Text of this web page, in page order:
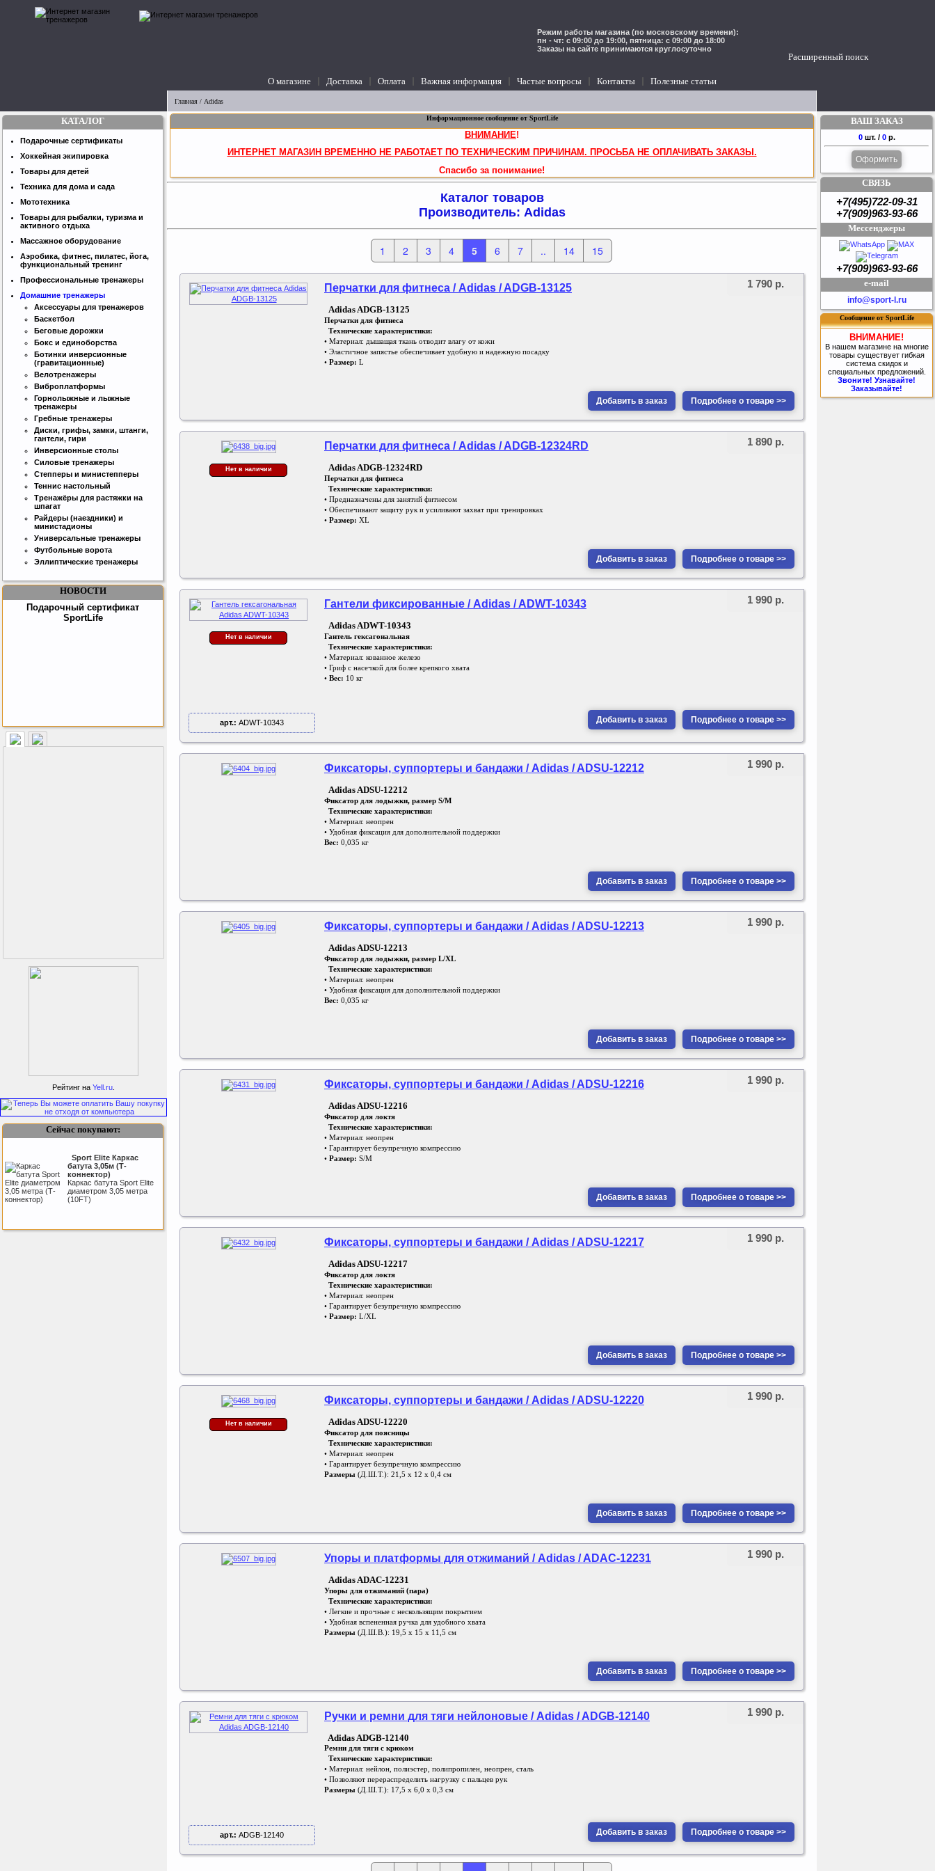
Расширенный поиск
Режим работы магазина (по московскому времени):
пн - чт: с 09:00 до 19:00, пятница: с 09:00 до 18:00
Заказы на сайте принимаются круглосуточно
О магазине Доставка Оплата Важная информация Частые вопросы Контакты Полезные статьи
Главная / Adidas
Информационное сообщение от SportLife
ВНИМАНИЕ!
ИНТЕРНЕТ МАГАЗИН ВРЕМЕННО НЕ РАБОТАЕТ ПО ТЕХНИЧЕСКИМ ПРИЧИНАМ. ПРОСЬБА НЕ ОПЛАЧИВАТЬ ЗАКАЗЫ.
Спасибо за понимание!
Каталог товаров
Производитель: Adidas
1 2 3 4 5 6 7 .. 14 15
Перчатки для фитнеса / Adidas / ADGB-13125
Adidas ADGB-13125
Перчатки для фитнеса
Технические характеристики:
• Материал: дышащая ткань отводит влагу от кожи
• Эластичное запястье обеспечивает удобную и надежную посадку
• Размер: L
Добавить в заказ Подробнее о товаре >>
1 790 р.
Нет в наличии
Перчатки для фитнеса / Adidas / ADGB-12324RD
Adidas ADGB-12324RD
Перчатки для фитнеса
Технические характеристики:
• Предназначены для занятий фитнесом
• Обеспечивают защиту рук и усиливают захват при тренировках
• Размер: XL
Добавить в заказ Подробнее о товаре >>
1 890 р.
Нет в наличии
Гантели фиксированные / Adidas / ADWT-10343
Adidas ADWT-10343
Гантель гексагональная
Технические характеристики:
• Материал: кованное железо
• Гриф с насечкой для более крепкого хвата
• Вес: 10 кг
арт.: ADWT-10343 Добавить в заказ Подробнее о товаре >>
1 990 р.
Фиксаторы, суппортеры и бандажи / Adidas / ADSU-12212
Adidas ADSU-12212
Фиксатор для лодыжки, размер S/M
Технические характеристики:
• Материал: неопрен
• Удобная фиксация для дополнительной поддержки
Вес: 0,035 кг
Добавить в заказ Подробнее о товаре >>
1 990 р.
Фиксаторы, суппортеры и бандажи / Adidas / ADSU-12213
Adidas ADSU-12213
Фиксатор для лодыжки, размер L/XL
Технические характеристики:
• Материал: неопрен
• Удобная фиксация для дополнительной поддержки
Вес: 0,035 кг
Добавить в заказ Подробнее о товаре >>
1 990 р.
Фиксаторы, суппортеры и бандажи / Adidas / ADSU-12216
Adidas ADSU-12216
Фиксатор для локтя
Технические характеристики:
• Материал: неопрен
• Гарантирует безупречную компрессию
• Размер: S/M
Добавить в заказ Подробнее о товаре >>
1 990 р.
Фиксаторы, суппортеры и бандажи / Adidas / ADSU-12217
Adidas ADSU-12217
Фиксатор для локтя
Технические характеристики:
• Материал: неопрен
• Гарантирует безупречную компрессию
• Размер: L/XL
Добавить в заказ Подробнее о товаре >>
1 990 р.
Нет в наличии
Фиксаторы, суппортеры и бандажи / Adidas / ADSU-12220
Adidas ADSU-12220
Фиксатор для поясницы
Технические характеристики:
• Материал: неопрен
• Гарантирует безупречную компрессию
Размеры (Д.Ш.Т.): 21,5 х 12 х 0,4 см
Добавить в заказ Подробнее о товаре >>
1 990 р.
Упоры и платформы для отжиманий / Adidas / ADAC-12231
Adidas ADAC-12231
Упоры для отжиманий (пара)
Технические характеристики:
• Легкие и прочные с нескользящим покрытием
• Удобная вспененная ручка для удобного хвата
Размеры (Д.Ш.В.): 19,5 х 15 х 11,5 см
Добавить в заказ Подробнее о товаре >>
1 990 р.
Ручки и ремни для тяги нейлоновые / Adidas / ADGB-12140
Adidas ADGB-12140
Ремни для тяги с крюком
Технические характеристики:
• Материал: нейлон, полиэстер, полипропилен, неопрен, сталь
• Позволяют перераспределить нагрузку с пальцев рук
Размеры (Д.Ш.Т.): 17,5 х 6,0 х 0,3 см
арт.: ADGB-12140 Добавить в заказ Подробнее о товаре >>
1 990 р.
КАТАЛОГ
Подарочные сертификаты
Хоккейная экипировка
Товары для детей
Техника для дома и сада
Мототехника
Товары для рыбалки, туризма и
активного отдыха
Массажное оборудование
Аэробика, фитнес, пилатес, йога,
функциональный тренинг
Профессиональные тренажеры
Домашние тренажеры
Аксессуары для тренажеров
Баскетбол
Беговые дорожки
Бокс и единоборства
Ботинки инверсионные
(гравитационные)
Велотренажеры
Виброплатформы
Горнолыжные и лыжные
тренажеры
Гребные тренажеры
Диски, грифы, замки, штанги,
гантели, гири
Инверсионные столы
Силовые тренажеры
Степперы и министепперы
Теннис настольный
Тренажёры для растяжки на
шпагат
Райдеры (наездники) и
министадионы
Универсальные тренажеры
Футбольные ворота
Эллиптические тренажеры
НОВОСТИ
Интернет магазин SportLife
Работаем на рынке спортивных
товаров с 2008 года!
Бесплатная сборка и доставка
товара!
Подарочный сертификат
SportLife
Как заставить женщину
заниматся спортом?
Рейтинг на Yell.ru
Сейчас покупают:
для горки
площадкой для горки к
ДСК Вертикаль
Sport Elite Каркас
батута 3,05м (Т-
коннектор)
Каркас батута Sport Elite
диаметром 3,05 метра
(10FT)
ВАШ ЗАКАЗ
0 шт. / 0 р.
Оформить
СВЯЗЬ
+7(495)722-09-31
+7(909)963-93-66
Мессенджеры
+7(909)963-93-66
e-mail
info@sport-l.ru
Сообщение от SportLife
ВНИМАНИЕ!
В нашем магазине на многие
товары существует гибкая
система скидок и
специальных предложений.
Звоните! Узнавайте!
Заказывайте!